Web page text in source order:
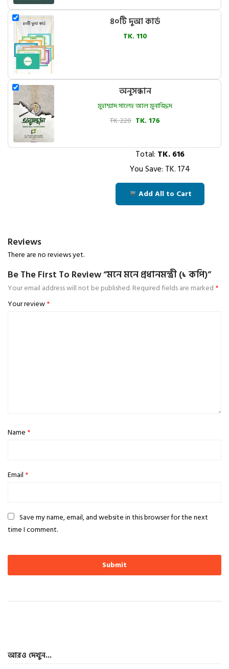
৪০টি দুআ কার্ড
TK. 110
অনুসন্ধান
মুহাম্মাদ সালেহ আল মুনাজ্জিদ
TK. 220 TK. 176
Total: TK.616
You Save: TK.174
Add All to Cart
Reviews
There are no reviews yet.
Be The First To Review “মনে মনে প্রধানমন্ত্রী (১ কপি)”
Your email address will not be published.Required fields are marked *
Your review*
Name *
Email *
Save my name, email, and website in this browser for the next
time I comment.
আরও দেখুন...